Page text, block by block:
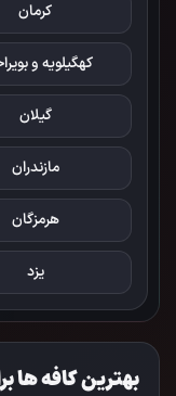
کرمان
کهگیلویه و
گیلان
مازندران
هرمزگان
یزد
بهترین کافه ها